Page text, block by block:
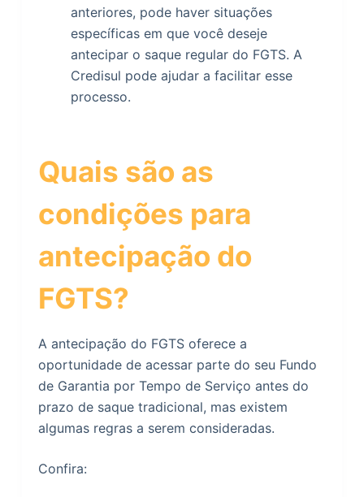
anteriores, pode haver situações
específicas em que você deseje
antecipar o saque regular do FGTS. A
Credisul pode ajudar a facilitar esse
processo.
Quais são as
condições para
antecipação do
FGTS?
A antecipação do FGTS oferece a
oportunidade de acessar parte do seu Fundo
de Garantia por Tempo de Serviço antes do
prazo de saque tradicional, mas existem
algumas regras a serem consideradas.
Confira: